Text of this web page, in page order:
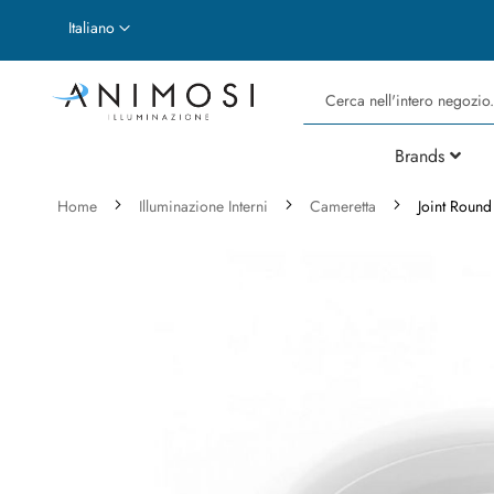
Lingua
Italiano
Cerca
Brands
Home Illuminazione Interni Cameretta Joint